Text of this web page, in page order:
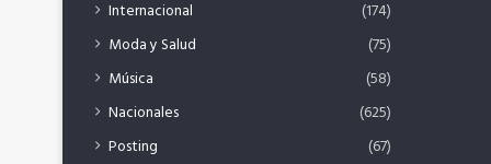
Internacional
(174)
Moda y Salud
(75)
Música
(58)
Nacionales
(625)
Posting
(67)